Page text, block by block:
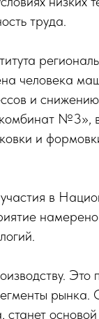
труда.
человека
и
№3»,
и
в
намерено
Это
рынка.
станет